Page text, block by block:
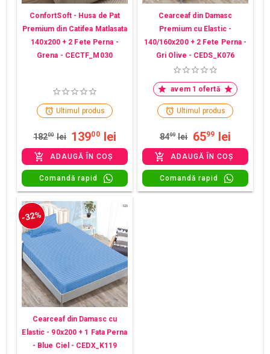
ConfortSoft - Husa de Pat
Premium din Catifea Matlasata
140x200 + 2 Fete Perna -
Grena - CECTF_M030
Ultimul produs
18200 lei 13900 lei
ADAUGĂ ÎN COȘ
Comandă rapid
Cearceaf din Damasc
Premium cu Elastic -
140/160x200 + 2 Fete Perna -
Gri Olive - CEDS_K076
avem 1 ofertă
Ultimul produs
8499 lei 6599 lei
ADAUGĂ ÎN COȘ
Comandă rapid
-32%
Cearceaf din Damasc cu
Elastic - 90x200 + 1 Fata Perna
- Blue Ciel - CEDX_K119